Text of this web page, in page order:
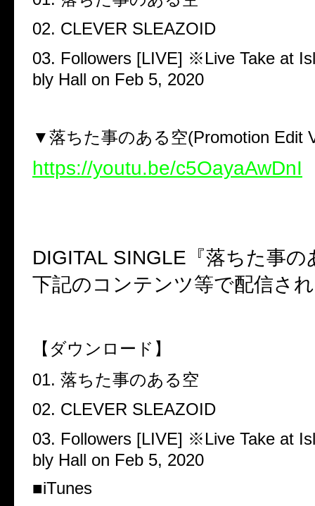
02. CLEVER SLEAZOID
03. Followers [LIVE] ※Live Take at
bly Hall on Feb 5, 2020
▼落ちた事のある空(Promotion Edit
https://youtu.be/c5OayaAwDnI
DIGITAL SINGLE 『落ちた事
下記のコンテンツ等で配信さ
【ダウンロード】
01. 落ちた事のある空
02. CLEVER SLEAZOID
03. Followers [LIVE] ※Live Take at
bly Hall on Feb 5, 2020
■iTunes